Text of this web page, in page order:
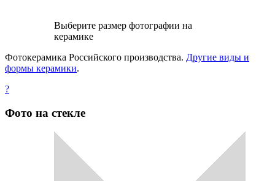
Выберите размер фотографии на
керамике
Фотокерамика Российского производства. Другие виды и
формы керамики.
?
Фото на стекле